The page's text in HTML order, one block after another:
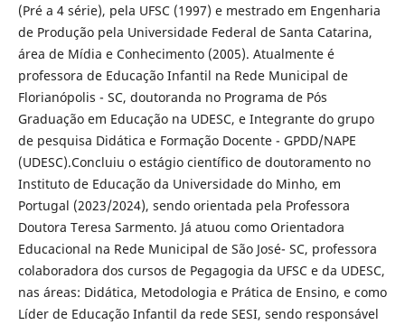
(Pré a 4 série), pela UFSC (1997) e mestrado em Engenharia
de Produção pela Universidade Federal de Santa Catarina,
área de Mídia e Conhecimento (2005). Atualmente é
professora de Educação Infantil na Rede Municipal de
Florianópolis - SC, doutoranda no Programa de Pós
Graduação em Educação na UDESC, e Integrante do grupo
de pesquisa Didática e Formação Docente - GPDD/NAPE
(UDESC).Concluiu o estágio científico de doutoramento no
Instituto de Educação da Universidade do Minho, em
Portugal (2023/2024), sendo orientada pela Professora
Doutora Teresa Sarmento. Já atuou como Orientadora
Educacional na Rede Municipal de São José- SC, professora
colaboradora dos cursos de Pegagogia da UFSC e da UDESC,
nas áreas: Didática, Metodologia e Prática de Ensino, e como
Líder de Educação Infantil da rede SESI, sendo responsável